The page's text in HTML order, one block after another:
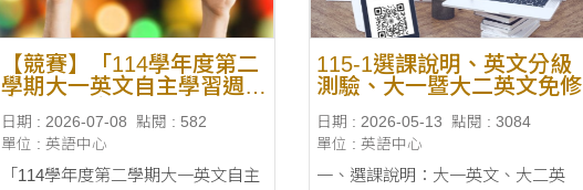
【競賽】「114學年度第二
學期大一英文自主學習週英
日期 : 2026-07-08
點閱 : 582
單位 : 英語中心
「114學年度第二學期大一英文自主
115-1選課說明、英文分級
測驗、大一暨大二英文免修
日期 : 2026-05-13
點閱 : 3084
單位 : 英語中心
一、選課說明：大一英文、大二英